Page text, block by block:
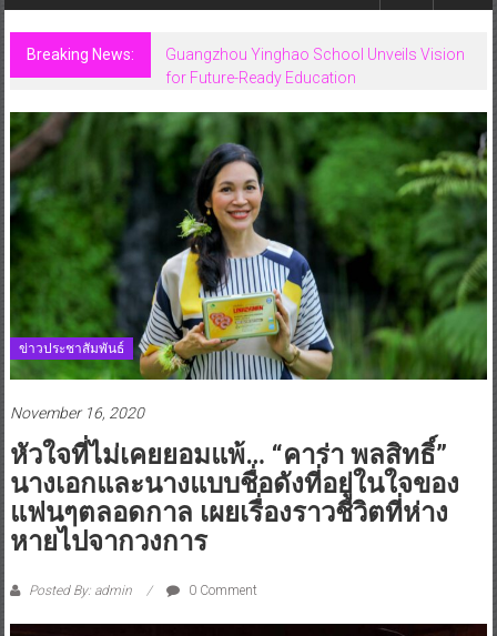
Breaking News:
Guangzhou Yinghao School Unveils Vision
for Future-Ready Education
ข่าวประชาสัมพันธ์
November 16, 2020
หัวใจที่ไม่เคยยอมแพ้… “คาร่า พลสิทธิ์”
นางเอกและนางแบบชื่อดังที่อยู่ในใจของ
แฟนๆตลอดกาล เผยเรื่องราวชีวิตที่ห่าง
หายไปจากวงการ
Posted By: admin 0 Comment